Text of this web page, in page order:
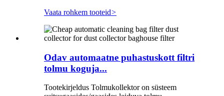
Vaata rohkem tooteid>
Odav automaatne puhastuskott filtri
tolmu koguja...
Tootekirjeldus Tolmukollektor on süsteem